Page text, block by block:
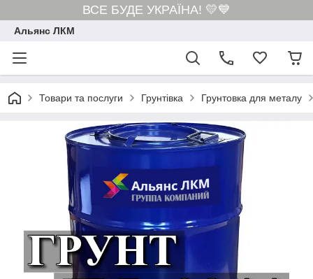
ВСЕ БУДЕ УКРАЇНА! 💛💙
Альянс ЛКМ
Товари та послуги Грунтівка Грунтовка для металу